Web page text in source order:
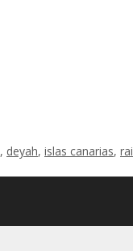
, deyah, islas canarias,